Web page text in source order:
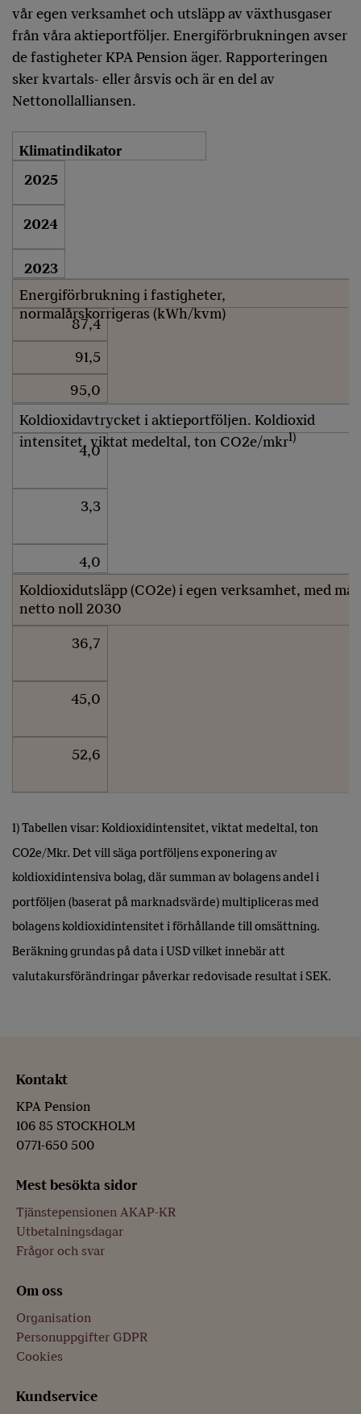
vår egen verksamhet och utsläpp av växthusgaser
från våra aktieportföljer. Energiförbrukningen avser
de fastigheter KPA Pension äger. Rapporteringen
sker kvartals- eller årsvis och är en del av
Nettonollalliansen.
Klimatindikator
2025
2024
2023
Energiförbrukning i fastigheter,
normalårskorrigeras (kWh/kvm)
87,4
91,5
95,0
Koldioxidavtrycket i aktieportföljen. Koldioxid
intensitet, viktat medeltal, ton CO2e/mkr1)
4,0
3,3
4,0
Koldioxidutsläpp (CO2e) i egen verksamhet, med mål
netto noll 2030
36,7
45,0
52,6
1) Tabellen visar: Koldioxidintensitet, viktat medeltal, ton
CO2e/Mkr. Det vill säga portföljens exponering av
koldioxidintensiva bolag, där summan av bolagens andel i
portföljen (baserat på marknadsvärde) multipliceras med
bolagens koldioxidintensitet i förhållande till omsättning.
Beräkning grundas på data i USD vilket innebär att
valutakursförändringar påverkar redovisade resultat i SEK.
Kontakt
KPA Pension
106 85 STOCKHOLM
0771-650 500
Mest besökta sidor
Tjänstepensionen AKAP-KR
Utbetalningsdagar
Frågor och svar
Om oss
Organisation
Personuppgifter GDPR
Cookies
Kundservice